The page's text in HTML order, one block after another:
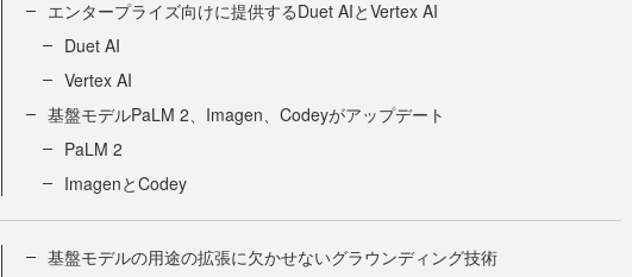
エンタープライズ向けに提供するDuet AIとVertex AI
Duet AI
Vertex AI
基盤モデルPaLM 2、Imagen、Codeyがアップデート
PaLM 2
ImagenとCodey
基盤モデルの用途の拡張に欠かせないグラウンディング技術